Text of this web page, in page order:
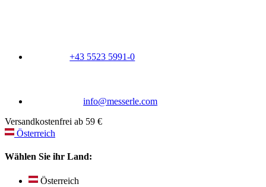
+43 5523 5991-0
info@messerle.com
Versandkostenfrei ab 59 €
Österreich
Wählen Sie ihr Land:
Österreich